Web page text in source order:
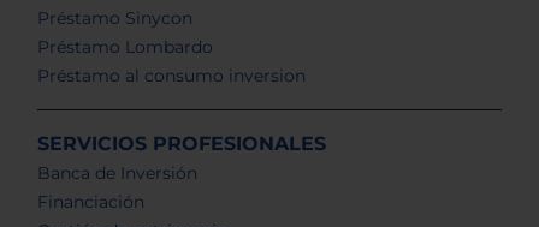
Préstamo Sinycon
Préstamo Lombardo
Préstamo al consumo inversion
SERVICIOS PROFESIONALES
Banca de Inversión
Financiación